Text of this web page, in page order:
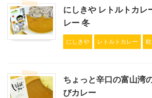
にしきや レトルトカレ
レー 冬
にしきや レトルトカレー
ちょっと辛口の富山湾
びカレー